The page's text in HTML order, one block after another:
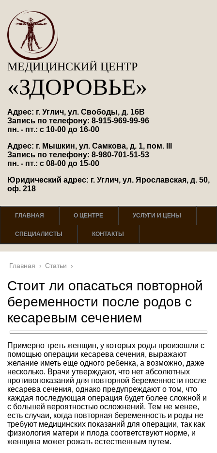
МЕДИЦИНСКИЙ ЦЕНТР
«ЗДОРОВЬЕ»
Адрес: г. Углич, ул. Свободы, д. 16В
Запись по телефону: 8-915-969-99-96
пн. - пт.: с 10-00 до 16-00
Адрес: г. Мышкин, ул. Самкова, д. 1, пом. III
Запись по телефону: 8-980-701-51-53
пн. - пт.: с 08-00 до 15-00
Юридический адрес: г. Углич, ул. Ярославская, д. 50,
оф. 218
ГЛАВНАЯ О ЦЕНТРЕ УСЛУГИ И ЦЕНЫ
СПЕЦИАЛИСТЫ КОНТАКТЫ
Главная › Статьи ›
Стоит ли опасаться повторной
беременности после родов с
кесаревым сечением
Примерно треть женщин, у которых роды произошли с
помощью операции кесарева сечения, выражают
желание иметь еще одного ребенка, а возможно, даже
несколько. Врачи утверждают, что нет абсолютных
противопоказаний для повторной беременности после
кесарева сечения, однако предупреждают о том, что
каждая последующая операция будет более сложной и
с большей вероятностью осложнений. Тем не менее,
есть случаи, когда повторная беременность и роды не
требуют медицинских показаний для операции, так как
физиология матери и плода соответствуют норме, и
женщина может рожать естественным путем.